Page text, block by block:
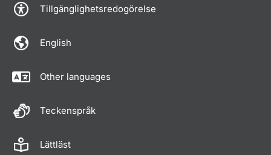
Tillgänglighetsredogörelse
English
Other languages
Teckenspråk
Lättläst